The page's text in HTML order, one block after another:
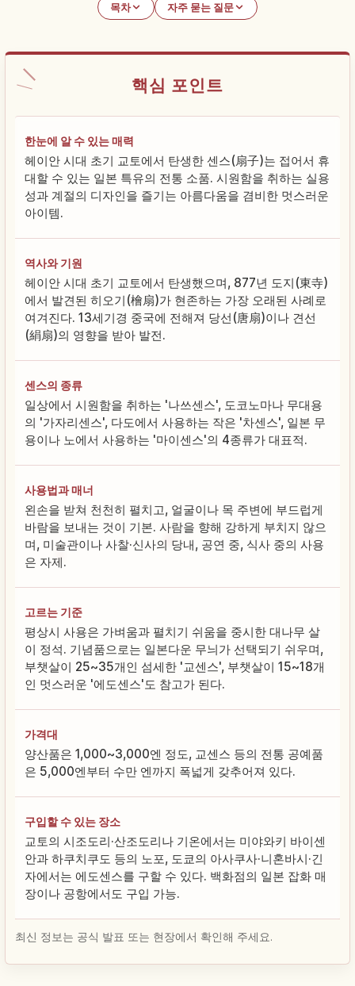
목차 자주 묻는 질문
핵심 포인트
한눈에 알 수 있는 매력
헤이안 시대 초기 교토에서 탄생한 센스(扇子)는 접어서 휴
대할 수 있는 일본 특유의 전통 소품. 시원함을 취하는 실용
성과 계절의 디자인을 즐기는 아름다움을 겸비한 멋스러운
아이템.
역사와 기원
헤이안 시대 초기 교토에서 탄생했으며, 877년 도지(東寺)
에서 발견된 히오기(檜扇)가 현존하는 가장 오래된 사례로
여겨진다. 13세기경 중국에 전해져 당선(唐扇)이나 견선
(絹扇)의 영향을 받아 발전.
센스의 종류
일상에서 시원함을 취하는 '나쓰센스', 도코노마나 무대용
의 '가자리센스', 다도에서 사용하는 작은 '차센스', 일본 무
용이나 노에서 사용하는 '마이센스'의 4종류가 대표적.
사용법과 매너
왼손을 받쳐 천천히 펼치고, 얼굴이나 목 주변에 부드럽게
바람을 보내는 것이 기본. 사람을 향해 강하게 부치지 않으
며, 미술관이나 사찰·신사의 당내, 공연 중, 식사 중의 사용
은 자제.
고르는 기준
평상시 사용은 가벼움과 펼치기 쉬움을 중시한 대나무 살
이 정석. 기념품으로는 일본다운 무늬가 선택되기 쉬우며,
부챗살이 25~35개인 섬세한 '교센스', 부챗살이 15~18개
인 멋스러운 '에도센스'도 참고가 된다.
가격대
양산품은 1,000~3,000엔 정도, 교센스 등의 전통 공예품
은 5,000엔부터 수만 엔까지 폭넓게 갖추어져 있다.
구입할 수 있는 장소
교토의 시조도리·산조도리나 기온에서는 미야와키 바이센
안과 하쿠치쿠도 등의 노포, 도쿄의 아사쿠사·니혼바시·긴
자에서는 에도센스를 구할 수 있다. 백화점의 일본 잡화 매
장이나 공항에서도 구입 가능.
최신 정보는 공식 발표 또는 현장에서 확인해 주세요.